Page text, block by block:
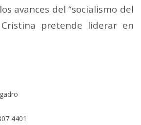
avances del “socialismo del
Cristina pretende liderar en
4401